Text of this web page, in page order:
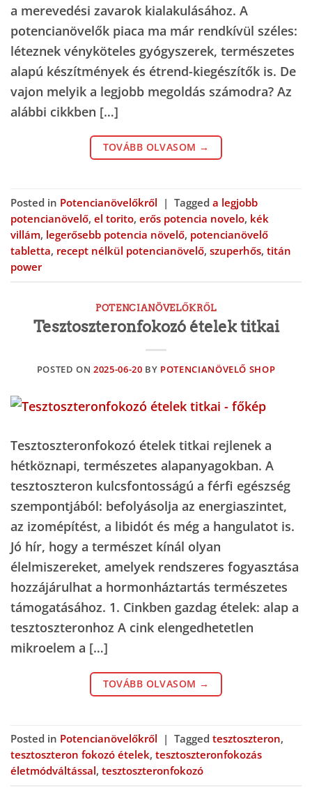
a merevedési zavarok kialakulásához. A
potencianövelők piaca ma már rendkívül széles:
léteznek vényköteles gyógyszerek, természetes
alapú készítmények és étrend-kiegészítők is. De
vajon melyik a legjobb megoldás számodra? Az
alábbi cikkben […]
TOVÁBB OLVASOM →
Posted in Potencianövelőkről | Tagged a legjobb
potencianövelő, el torito, erős potencia novelo, kék
villám, legerősebb potencia növelő, potencianövelő
tabletta, recept nélkül potencianövelő, szuperhős, titán
power
POTENCIANÖVELŐKRŐL
Tesztoszteronfokozó ételek titkai
POSTED ON2025-06-20 BY POTENCIANÖVELŐ SHOP
Tesztoszteronfokozó ételek titkai rejlenek a
hétköznapi, természetes alapanyagokban. A
tesztoszteron kulcsfontosságú a férfi egészség
szempontjából: befolyásolja az energiaszintet,
az izomépítést, a libidót és még a hangulatot is.
Jó hír, hogy a természet kínál olyan
élelmiszereket, amelyek rendszeres fogyasztása
hozzájárulhat a hormonháztartás természetes
támogatásához. 1. Cinkben gazdag ételek: alap a
tesztoszteronhoz A cink elengedhetetlen
mikroelem a […]
TOVÁBB OLVASOM →
Posted in Potencianövelőkről | Tagged tesztoszteron,
tesztoszteron fokozó ételek, tesztoszteronfokozás
életmódváltással, tesztoszteronfokozó